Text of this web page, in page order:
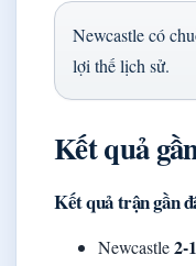
Newcastle có
lợi thế lịch sử.
Kết quả
Kết quả trận gần
Newcastle2-1